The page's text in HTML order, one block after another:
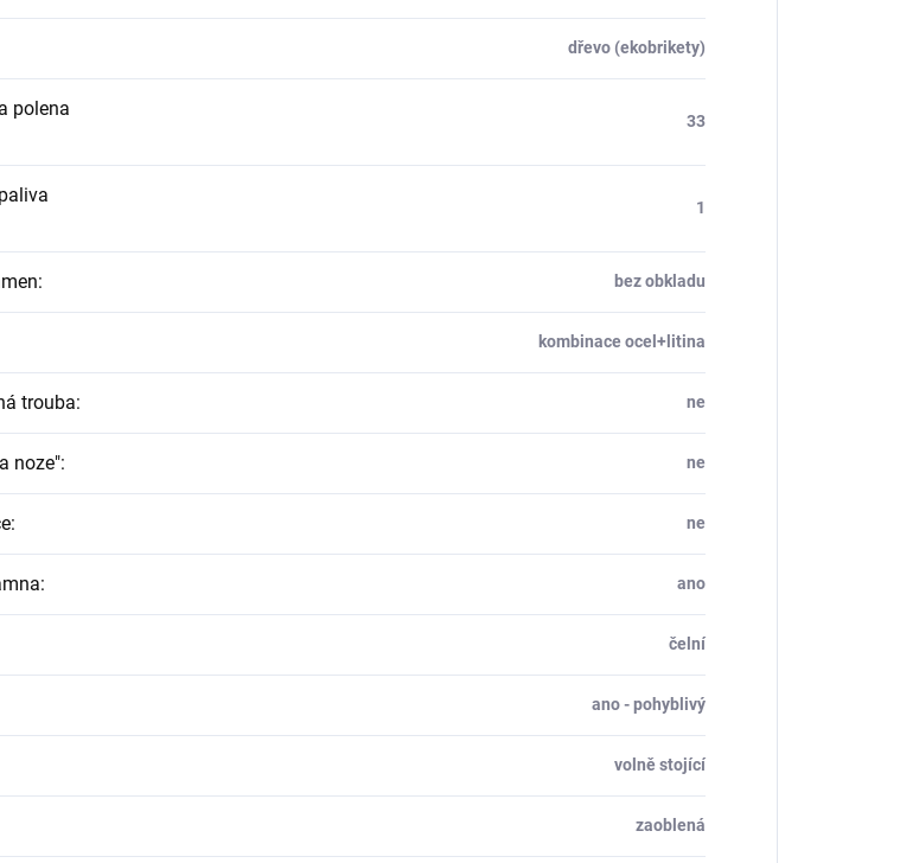
dřevo (ekobrikety)
polena
33
1
: bez obkladu
kombinace ocel+litina
trouba: ne
noze": ne
: ne
: ano
čelní
ano - pohyblivý
volně stojící
zaoblená